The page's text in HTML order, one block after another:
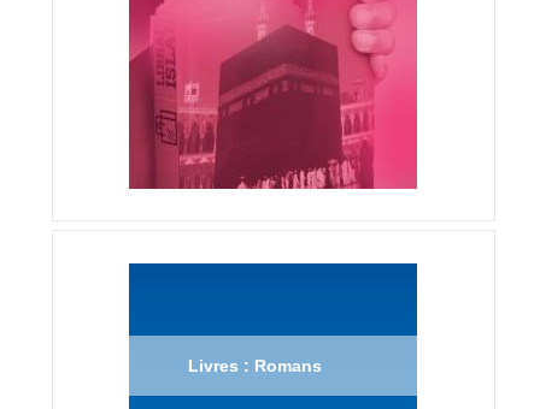
Livres : Romans